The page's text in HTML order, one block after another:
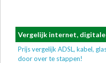
Vergelijk internet, digitale
Prijs vergelijk ADSL, kabel,
door over te stappen!